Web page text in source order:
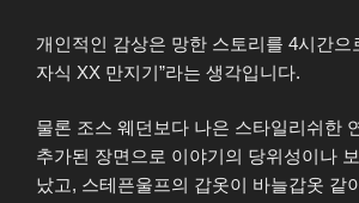
개인적인 감상은 망한 스토리를 4시간으
자식 XX 만지기”라는 생각입니다.
물론 조스 웨던보다 나은 스타일리쉬한
추가된 장면으로 이야기의 당위성이나
났고, 스테픈울프의 갑옷이 바늘갑옷 같